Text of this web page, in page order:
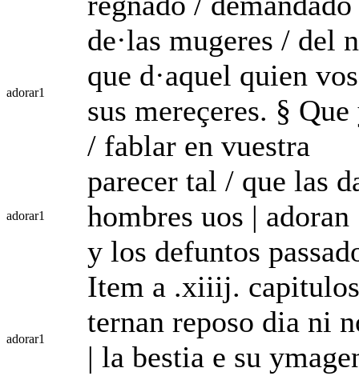
adorar1
de·las mugeres / del
que d·aquel quien
sus mereçeres. §
/ fablar en vuestra
adorar1
parecer tal / que las
hombres uos |
y los defuntos
adorar1
Item a .xiiij.
ternan reposo dia ni
| la bestia e su